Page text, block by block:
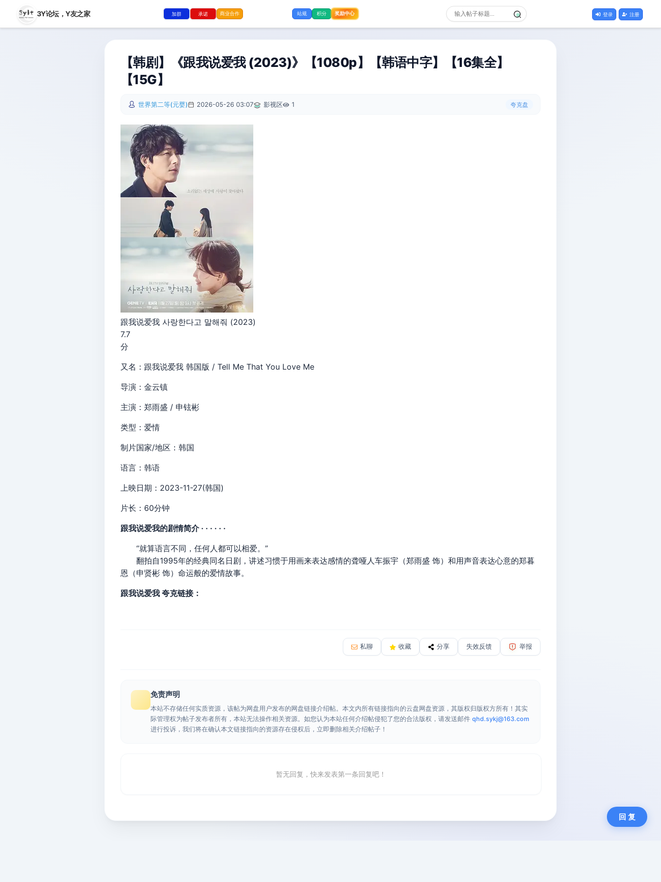
3Y论坛，Y友之家 加群 承诺 商业合作 站规 积分 奖励中心 登录 注册
【韩剧】《跟我说爱我 (2023)》【1080p】【韩语中字】【16集全】
【15G】
世界第二等(元婴) 2026-05-26 03:07 影视区 1 夸克盘
跟我说爱我 사랑한다고 말해줘 (2023)
7.7
分
又名：跟我说爱我 韩国版 / Tell Me That You Love Me
导演：金云镇
主演：郑雨盛 / 申铉彬
类型：爱情
制片国家/地区：韩国
语言：韩语
上映日期：2023-11-27(韩国)
片长：60分钟
跟我说爱我的剧情简介 · · · · · ·
“就算语言不同，任何人都可以相爱。”
翻拍自1995年的经典同名日剧，讲述习惯于用画来表达感情的聋哑人车振宇（郑雨盛 饰）和用声音表达心意的郑暮
恩（申贤彬 饰）命运般的爱情故事。
跟我说爱我 夸克链接：
私聊 收藏 分享 失效反馈 举报
免责声明
本站不存储任何实质资源，该帖为网盘用户发布的网盘链接介绍帖。本文内所有链接指向的云盘网盘资源，其版权归版权方所有！其实
际管理权为帖子发布者所有，本站无法操作相关资源。如您认为本站任何介绍帖侵犯了您的合法版权，请发送邮件 qhd.sykj@163.com
进行投诉，我们将在确认本文链接指向的资源存在侵权后，立即删除相关介绍帖子！
暂无回复，快来发表第一条回复吧！
回 复